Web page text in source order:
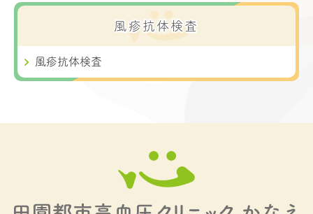
風疹抗体検査
風疹抗体検査